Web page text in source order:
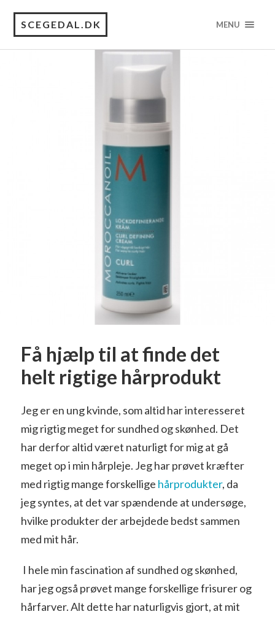
SCEGEDAL.DK MENU
Få hjælp til at finde det
helt rigtige hårprodukt
Jeg er en ung kvinde, som altid har interesseret
mig rigtig meget for sundhed og skønhed. Det
har derfor altid været naturligt for mig at gå
meget op i min hårpleje. Jeg har prøvet kræfter
med rigtig mange forskellige hårprodukter, da
jeg syntes, at det var spændende at undersøge,
hvilke produkter der arbejdede bedst sammen
med mit hår.
I hele min fascination af sundhed og skønhed,
har jeg også prøvet mange forskellige frisurer og
hårfarver. Alt dette har naturligvis gjort, at mit